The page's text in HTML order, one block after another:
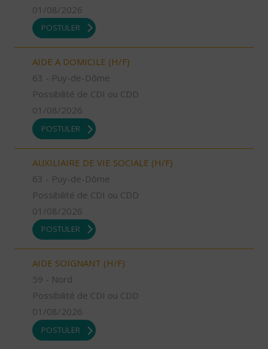
01/08/2026
POSTULER
AIDE A DOMICILE (H/F)
63 - Puy-de-Dôme
Possibilité de CDI ou CDD
01/08/2026
POSTULER
AUXILIAIRE DE VIE SOCIALE (H/F)
63 - Puy-de-Dôme
Possibilité de CDI ou CDD
01/08/2026
POSTULER
AIDE SOIGNANT (H/F)
59 - Nord
Possibilité de CDI ou CDD
01/08/2026
POSTULER